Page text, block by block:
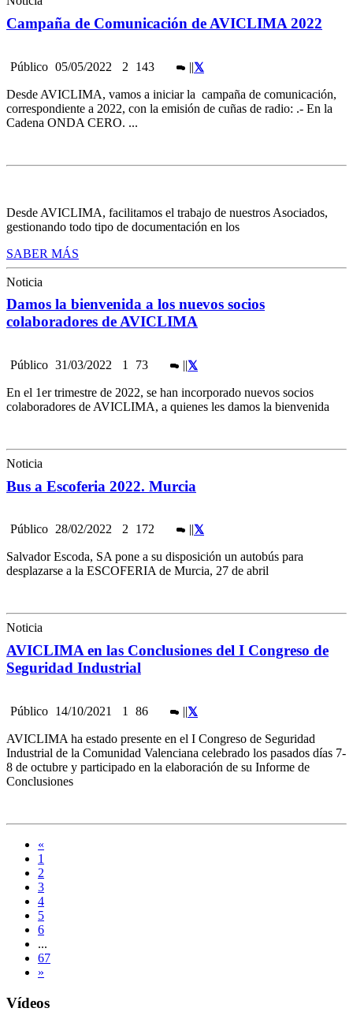
Campaña de Comunicación de AVICLIMA 2022
Público 05/05/2022 2 143 ||
Desde AVICLIMA, vamos a iniciar la campaña de comunicación,
correspondiente a 2022, con la emisión de cuñas de radio: .- En la
Cadena ONDA CERO. ...
Desde AVICLIMA, facilitamos el trabajo de nuestros Asociados,
gestionando todo tipo de documentación en los
SABER MÁS
Noticia
Damos la bienvenida a los nuevos socios
colaboradores de AVICLIMA
Público 31/03/2022 1 73 ||
En el 1er trimestre de 2022, se han incorporado nuevos socios
colaboradores de AVICLIMA, a quienes les damos la bienvenida
Noticia
Bus a Escoferia 2022. Murcia
Público 28/02/2022 2 172
Salvador Escoda, SA pone a su disposición un autobús para
desplazarse a la ESCOFERIA de Murcia, 27 de abril
Noticia
AVICLIMA en las Conclusiones del I Congreso de
Seguridad Industrial
Público 14/10/2021 1 86 ||
AVICLIMA ha estado presente en el I Congreso de Seguridad
Industrial de la Comunidad Valenciana celebrado los pasados días 7-
8 de octubre y participado en la elaboración de su Informe de
Conclusiones
«
1
2
3
4
5
6
...
67
»
Vídeos